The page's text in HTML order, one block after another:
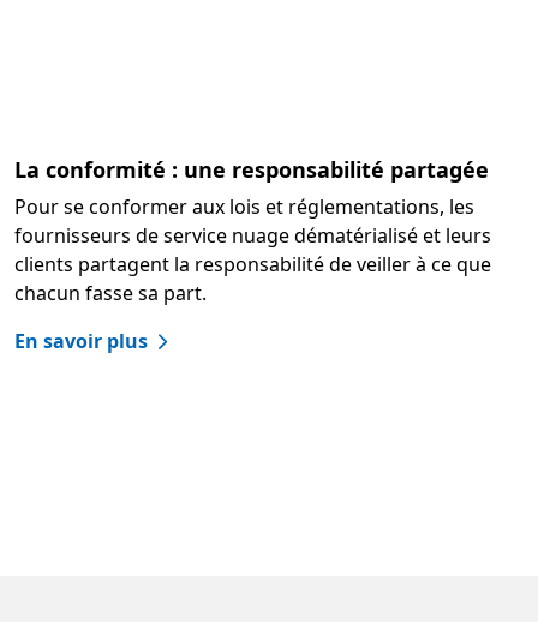
La conformité : une responsabilité partagée
Pour se conformer aux lois et réglementations, les
fournisseurs de service nuage dématérialisé et leurs
clients partagent la responsabilité de veiller à ce que
chacun fasse sa part.
En savoir plus